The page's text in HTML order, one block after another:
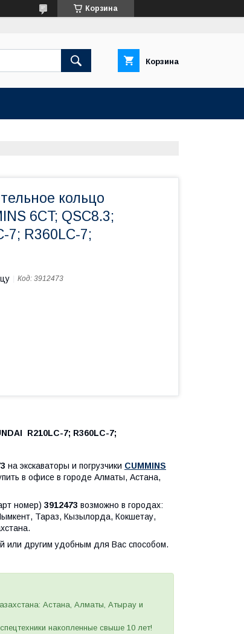
Корзина
Корзина
кольцо
6CT; QSC8.3;
7; R360LC-7;
Код: 3912473
R210LC-7; R360LC-7;
на экскаваторы и погрузчики CUMMINS
в офисе в городе Алматы, Астана,
номер) 3912473 возможно в городах:
Тараз, Кызылорда, Кокшетау,
или другим удобным для Вас способом.
Астана, Алматы, Атырау и
накопленные свыше 10 лет!